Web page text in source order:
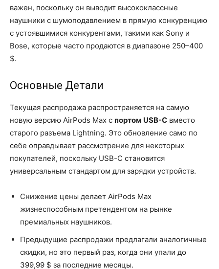
важен, поскольку он выводит высококлассные
наушники с шумоподавлением в прямую конкуренцию
с устоявшимися конкурентами, такими как Sony и
Bose, которые часто продаются в диапазоне 250–400
$.
Основные Детали
Текущая распродажа распространяется на самую
новую версию AirPods Max с портом USB-C вместо
старого разъема Lightning. Это обновление само по
себе оправдывает рассмотрение для некоторых
покупателей, поскольку USB-C становится
универсальным стандартом для зарядки устройств.
Снижение цены делает AirPods Max
жизнеспособным претендентом на рынке
премиальных наушников.
Предыдущие распродажи предлагали аналогичные
скидки, но это первый раз, когда они упали до
399,99 $ за последние месяцы.